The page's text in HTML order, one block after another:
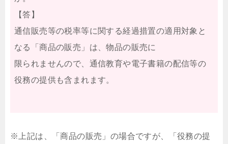
【答】
通信販売等の税率等に関する経過措置の適用対象と
なる「商品の販売」は、物品の販売に
限られませんので、通信教育や電子書籍の配信等の
役務の提供も含まれます。
※上記は、「商品の販売」の場合ですが、「役務の提